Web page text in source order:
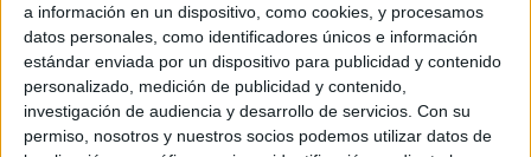
a información en un dispositivo, como cookies, y procesamos
datos personales, como identificadores únicos e información
estándar enviada por un dispositivo para publicidad y contenido
personalizado, medición de publicidad y contenido,
investigación de audiencia y desarrollo de servicios. Con su
permiso, nosotros y nuestros socios podemos utilizar datos de
Un mes una rima especial para infantil 3
años